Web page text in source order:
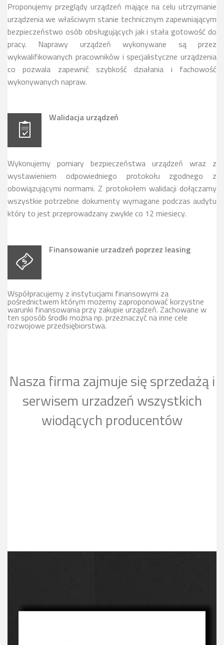
Proponujemy przeglądy urządzeń mające na celu utrzymanie
urządzenia we właściwym stanie technicznym zapewniającym
bezpieczeństwo osób obsługujących jak i stała gotowość do
pracy. Naprawy urządzeń wykonywane są przez
wykwalifikowanych pracowników i specjalistyczne urządzenia
co pozwala zapewnić szybkość działania i fachowość
wykonywanych napraw.
Walidacja urządzeń
Wykonujemy pomiary bezpieczeństwa urządzeń wraz z
wystawieniem odpowiedniego protokołu zgodnego z
obowiązującymi normami. Z protokołem walidacji dołączamy
wszystkie potrzebne dokumenty wymagane podczas audytu
który to jest przeprowadzany zwykle co 12 miesiecy.
Finansowanie urzadzeń poprzez leasing
Współpracujemy z instytucjami finansowymi za
pośrednictwem którym możemy zaproponować korzystne
warunki finansowania przy zakupie urządzeń. Zachowane w
ten sposób środki można np. przeznaczyć na inne cele
rozwojowe przedsiębiorstwa.
Nasza firma zajmuje się sprzedażą i
serwisem urzadzeń wszystkich
wiodących producentów